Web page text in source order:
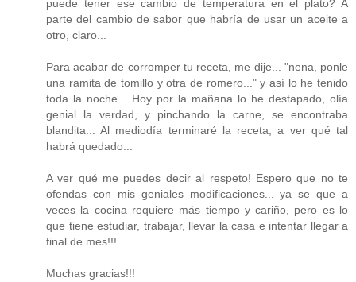
puede tener ese cambio de temperatura en el plato? A
parte del cambio de sabor que habría de usar un aceite a
otro, claro...
Para acabar de corromper tu receta, me dije... "nena, ponle
una ramita de tomillo y otra de romero..." y así lo he tenido
toda la noche... Hoy por la mañana lo he destapado, olía
genial la verdad, y pinchando la carne, se encontraba
blandita... Al mediodía terminaré la receta, a ver qué tal
habrá quedado...
A ver qué me puedes decir al respeto! Espero que no te
ofendas con mis geniales modificaciones... ya se que a
veces la cocina requiere más tiempo y cariño, pero es lo
que tiene estudiar, trabajar, llevar la casa e intentar llegar a
final de mes!!!
Muchas gracias!!!